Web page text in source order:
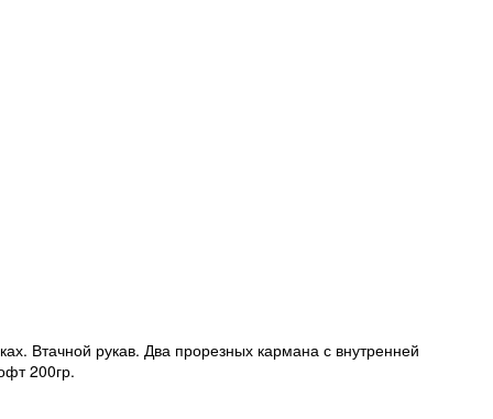
Втачной рукав. Два прорезных кармана с внутренней
200гр.